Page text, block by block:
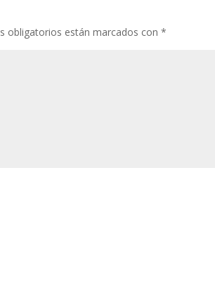
p r
obligatorios están marcados con*